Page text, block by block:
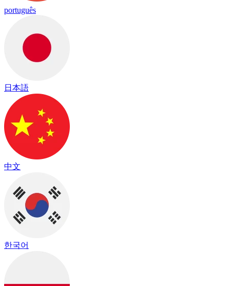
português
日本語
中文
한국어